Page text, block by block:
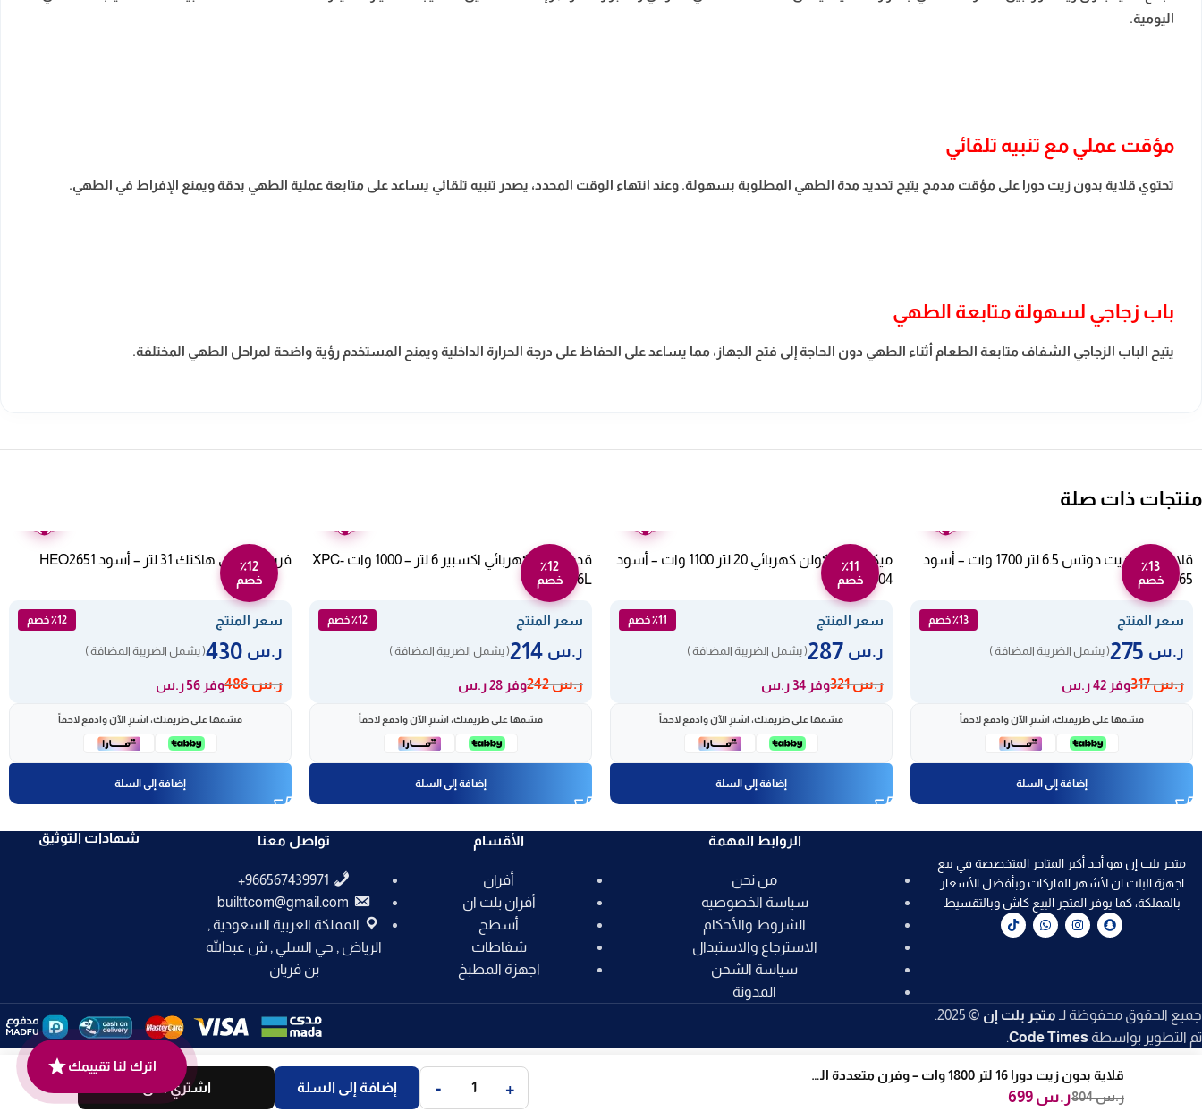
اليومية.
مؤقت عملي مع تنبيه تلقائي
تحتوي قلاية بدون زيت دورا على مؤقت مدمج يتيح تحديد مدة الطهي المطلوبة بسهولة. وعند انتهاء الوقت المحدد، يصدر تنبيه تلقائي يساعد على متابعة عملية الطهي بدقة ويمنع الإفراط في الطهي.
باب زجاجي لسهولة متابعة الطهي
يتيح الباب الزجاجي الشفاف متابعة الطعام أثناء الطهي دون الحاجة إلى فتح الجهاز، مما يساعد على الحفاظ على درجة الحرارة الداخلية ويمنح المستخدم رؤية واضحة لمراحل الطهي المختلفة.
منتجات ذات صلة
٪13
خصم
قلاية بدون زيت دوتس 6.5 لتر 1700 وات – أسود
FRA-D65
سعر المنتج ٪13 خصم
ر.س ( يشمل الضريبة المضافة )
ر.س317 وفر 42 ر.س
قسّمها على طريقتك، اشترِ الآن وادفع لاحقاً
إضافة إلى السلة
٪11
خصم
ميكروويف كولن كهربائي 20 لتر 1100 وات – أسود
802100004
سعر المنتج ٪11 خصم
ر.س ( يشمل الضريبة المضافة )
ر.س321 وفر 34 ر.س
قسّمها على طريقتك، اشترِ الآن وادفع لاحقاً
إضافة إلى السلة
٪12
خصم
قدر ضغط كهربائي اكسبير 6 لتر – 1000 وات XPC-
1100-206L
سعر المنتج ٪12 خصم
ر.س ( يشمل الضريبة المضافة )
ر.س242 وفر 28 ر.س
قسّمها على طريقتك، اشترِ الآن وادفع لاحقاً
إضافة إلى السلة
٪12
خصم
فرن كهربائي هاكتك 31 لتر – أسود HEO2651
سعر المنتج ٪12 خصم
ر.س ( يشمل الضريبة المضافة )
ر.س486 وفر 56 ر.س
قسّمها على طريقتك، اشترِ الآن وادفع لاحقاً
إضافة إلى السلة
متجر بلت إن هو أحد أكبر المتاجر المتخصصة في بيع
اجهزة البلت ان لأشهر الماركات وبأفضل الأسعار
بالمملكة، كما يوفر المتجر البيع كاش وبالتقسيط
الروابط المهمة
من نحن
سياسة الخصوصيه
الشروط والأحكام
الاسترجاع والاستبدال
سياسة الشحن
المدونة
الأقسام
أفران
أفران بلت ان
أسطح
شفاطات
اجهزة المطبخ
تواصل معنا
builttcom@gmail.com
المملكة العربية السعودية ,
الرياض , حي السلي , ش عبدالله
بن فريان
شهادات التوثيق
جميع الحقوق محفوظة لـ متجر بلت إن © 2025.
تم التطوير بواسطة Code Times
.
قلاية بدون زيت دورا 16 لتر 1800 وات – وفرن متعددة الوظائف DMCE1
ر.س804 ر.س +
- إضافة إلى السلة اشتري الان
اترك لنا تقييمك